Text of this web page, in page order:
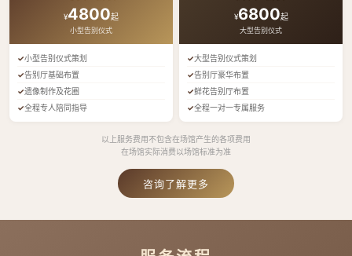
¥4800起
小型告别仪式
小型告别仪式策划
告别厅基础布置
遗像制作及花圈
全程专人陪同指导
¥6800起
大型告别仪式
大型告别仪式策划
告别厅豪华布置
鲜花告别厅布置
全程一对一专属服务
以上服务费用不包含在场馆产生的各项费用
在场馆实际消费以场馆标准为准
咨询了解更多